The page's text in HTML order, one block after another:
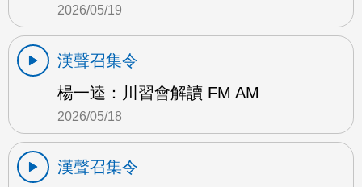
2026/05/19
漢聲召集令
楊一逵：川習會解讀 FM AM
2026/05/18
漢聲召集令